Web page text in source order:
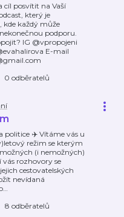
cíl posvítit na Vaší
který je
každý může
podporu.
IG @vpropojeni
E-mail
0 odběratelů
politice ✈️ Vítáme vás u
režim se kterým
(i nemožných)
rozhovory se
cestovatelských
nevídaná
…
8 odběratelů